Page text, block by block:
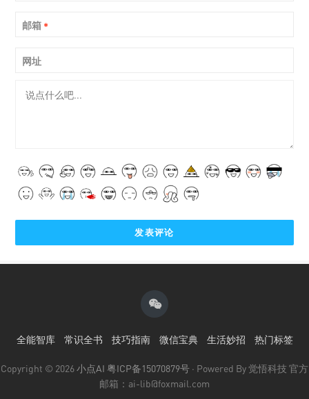
邮箱 *
网址
全能智库 常识全书 技巧指南 微信宝典 生活妙招 热门标签
Copyright © 2026小点AI 粤ICP备15070879号 · Powered By 觉悟科技 官方
邮箱：ai-lib@foxmail.com